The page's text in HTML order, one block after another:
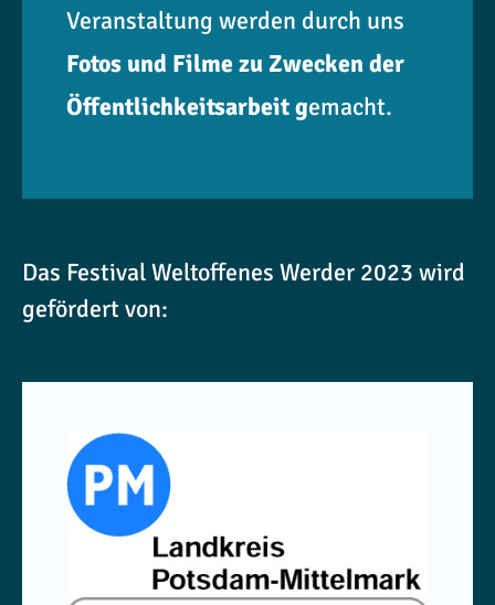
Veranstaltung werden durch uns
Fotos und Filme zu Zwecken der
Öffentlichkeitsarbeit gemacht.
Das Festival Weltoffenes Werder 2023 wird
gefördert von: